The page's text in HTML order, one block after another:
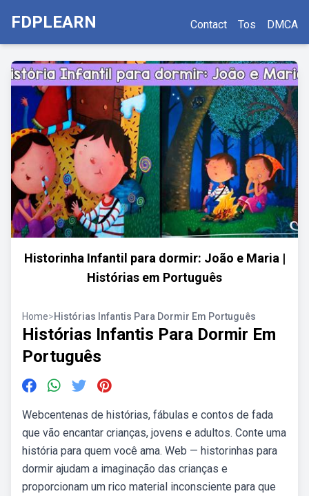
FDPLEARN Contact Tos DMCA
Historinha Infantil para dormir: João e Maria |
Histórias em Português
Home>Histórias Infantis Para Dormir Em Português
Histórias Infantis Para Dormir Em
Português
Webcentenas de histórias, fábulas e contos de fada
que vão encantar crianças, jovens e adultos. Conte uma
história para quem você ama. Web — historinhas para
dormir ajudam a imaginação das crianças e
proporcionam um rico material inconsciente para que